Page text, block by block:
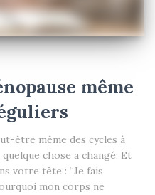
même
être même des cycles à
chose a changé: Et
votre tête : “Je fais
mon corps ne